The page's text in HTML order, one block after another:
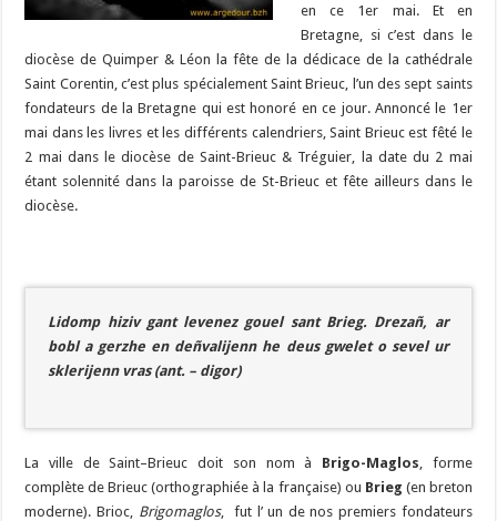
en ce 1er mai. Et en
Bretagne, si c’est dans le
diocèse de Quimper & Léon la fête de la dédicace de la cathédrale
Saint Corentin, c’est plus spécialement Saint Brieuc, l’un des sept saints
fondateurs de la Bretagne qui est honoré en ce jour. Annoncé le 1er
mai dans les livres et les différents calendriers, Saint Brieuc est fêté le
2 mai dans le diocèse de Saint-Brieuc & Tréguier, la date du 2 mai
étant solennité dans la paroisse de St-Brieuc et fête ailleurs dans le
diocèse.
Lidomp hiziv gant levenez gouel sant Brieg. Drezañ, ar
bobl a gerzhe en deñvalijenn he deus gwelet o sevel ur
sklerijenn vras (ant. – digor)
La ville de Saint–Brieuc doit son nom à Brigo-Maglos , forme
complète de Brieuc (orthographiée à la française) ou Brieg (en breton
moderne). Brioc, Brigomaglos, fut l’ un de nos premiers fondateurs